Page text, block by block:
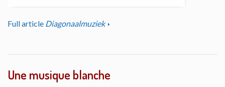
Full article Diagonaalmuziek
Une musique blanche